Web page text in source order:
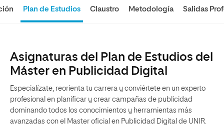
Plan de Estudios Claustro Metodología Salidas
Asignaturas del Plan de Estudios del
Máster en Publicidad Digital
Especialízate, reorienta tu carrera y conviértete en un experto
profesional en planificar y crear campañas de publicidad
dominando todos los conocimientos y herramientas más
avanzadas con el Master oficial en Publicidad Digital de UNIR.